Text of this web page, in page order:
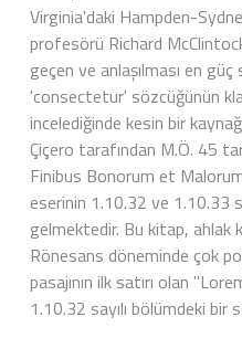
Virginia'daki Hampden-
profesörü Richard
geçen ve anlaşılması en
'consectetur' sözcüğünün
incelediğinde kesin bir
Çiçero tarafından M.Ö. 45
Finibus Bonorum et
eserinin 1.10.32 ve 1.10.33
gelmektedir. Bu kitap, ahlak
Rönesans döneminde çok
pasajının ilk satırı olan
1.10.32 sayılı bölümdeki bir